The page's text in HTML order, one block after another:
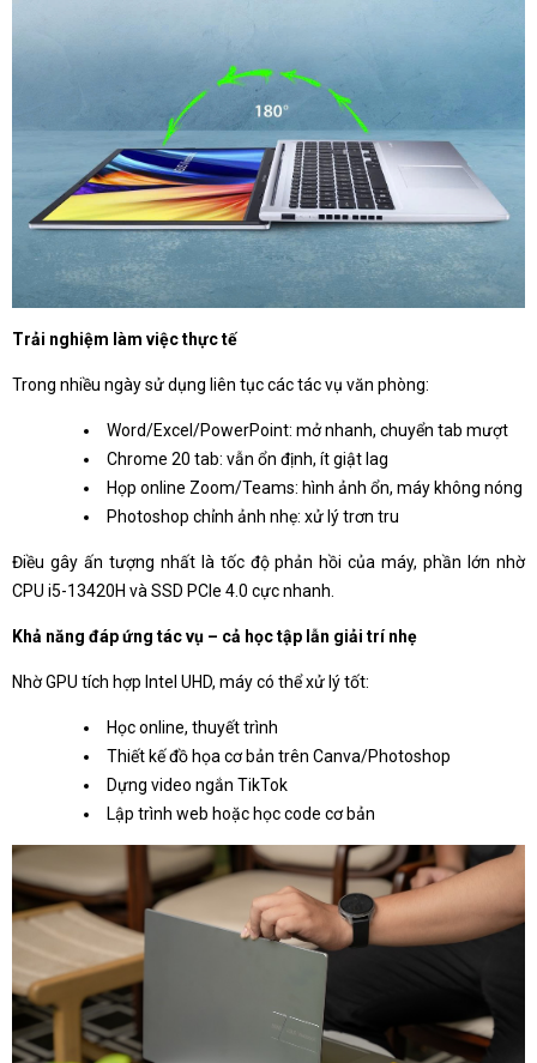
Trải nghiệm làm việc thực tế
Trong nhiều ngày sử dụng liên tục các tác vụ văn phòng:
Word/Excel/PowerPoint: mở nhanh, chuyển tab mượt
Chrome 20 tab: vẫn ổn định, ít giật lag
Họp online Zoom/Teams: hình ảnh ổn, máy không nóng
Photoshop chỉnh ảnh nhẹ: xử lý trơn tru
Điều gây ấn tượng nhất là tốc độ phản hồi của máy, phần lớn nhờ
CPU i5-13420H và SSD PCIe 4.0 cực nhanh.
Khả năng đáp ứng tác vụ – cả học tập lẫn giải trí nhẹ
Nhờ GPU tích hợp Intel UHD, máy có thể xử lý tốt:
Học online, thuyết trình
Thiết kế đồ họa cơ bản trên Canva/Photoshop
Dựng video ngắn TikTok
Lập trình web hoặc học code cơ bản